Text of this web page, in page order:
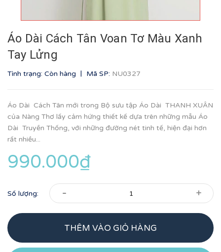
Áo Dài Cách Tân Voan Tơ Màu Xanh
Tay Lửng
Tình trạng: Còn hàng | Mã SP: NU0327
Áo Dài Cách Tân mới trong Bộ sưu tập Áo Dài THANH XUÂN
của Nàng Thơ lấy cảm hứng thiết kế dựa trên những mẫu Áo
Dài Truyền Thống, với những đường nét tinh tế, hiện đại hơn
rất nhiều...
990.000₫
Số lượng: - +
THÊM VÀO GIỎ HÀNG